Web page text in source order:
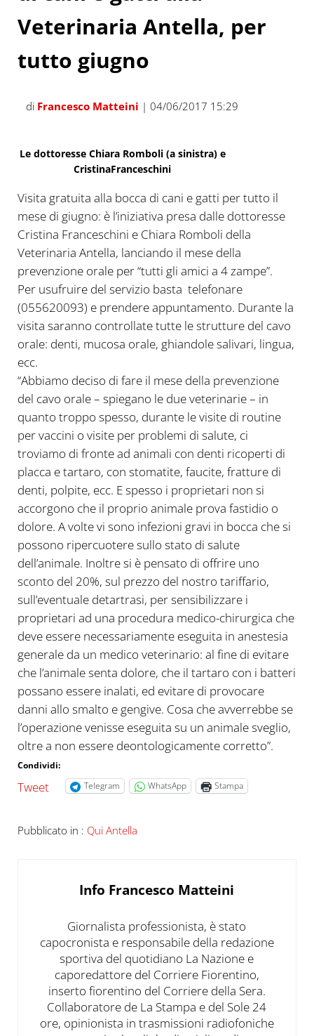
Veterinaria Antella, per
tutto giugno
di Francesco Matteini | 04/06/2017 15:29
Le dottoresse Chiara Romboli (a sinistra) e
CristinaFranceschini
Visita gratuita alla bocca di cani e gatti per tutto il
mese di giugno: è l’iniziativa presa dalle dottoresse
Cristina Franceschini e Chiara Romboli della
Veterinaria Antella, lanciando il mese della
prevenzione orale per “tutti gli amici a 4 zampe”.
Per usufruire del servizio basta telefonare
(055620093) e prendere appuntamento. Durante la
visita saranno controllate tutte le strutture del cavo
orale: denti, mucosa orale, ghiandole salivari, lingua,
ecc.
“Abbiamo deciso di fare il mese della prevenzione
del cavo orale – spiegano le due veterinarie – in
quanto troppo spesso, durante le visite di routine
per vaccini o visite per problemi di salute, ci
troviamo di fronte ad animali con denti ricoperti di
placca e tartaro, con stomatite, faucite, fratture di
denti, polpite, ecc. E spesso i proprietari non si
accorgono che il proprio animale prova fastidio o
dolore. A volte vi sono infezioni gravi in bocca che si
possono ripercuotere sullo stato di salute
dell’animale. Inoltre si è pensato di offrire uno
sconto del 20%, sul prezzo del nostro tariffario,
sull’eventuale detartrasi, per sensibilizzare i
proprietari ad una procedura medico-chirurgica che
deve essere necessariamente eseguita in anestesia
generale da un medico veterinario: al fine di evitare
che l’animale senta dolore, che il tartaro con i batteri
possano essere inalati, ed evitare di provocare
danni allo smalto e gengive. Cosa che avverrebbe se
l’operazione venisse eseguita su un animale sveglio,
oltre a non essere deontologicamente corretto”.
Condividi:
Tweet Telegram WhatsApp Stampa
Pubblicato in : Qui Antella
Info Francesco Matteini
Giornalista professionista, è stato
capocronista e responsabile della redazione
sportiva del quotidiano La Nazione e
caporedattore del Corriere Fiorentino,
inserto fiorentino del Corriere della Sera.
Collaboratore de La Stampa e del Sole 24
ore, opinionista in trasmissioni radiofoniche